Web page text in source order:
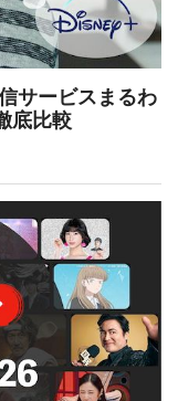
サービスまるわ
底比較